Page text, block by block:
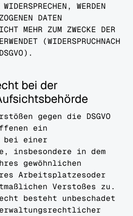
WERDEN
DATEN
MEHR ZUM ZWECKE DER
(WIDERSPRUCHNACH
bei der
gegen die DSGVO
ein
bei einer
insbesondere in dem
gewöhnlichen
Arbeitsplatzesoder
Verstoßes zu.
besteht unbeschadet